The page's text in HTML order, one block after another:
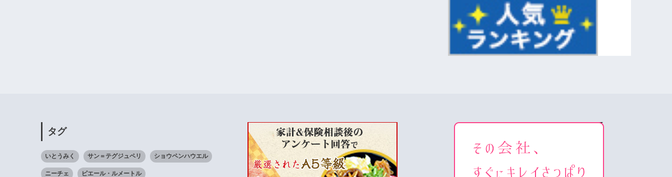
タグ
いとうみく サン＝テグジュペリ ショウペンハウエル
ニーチェ ピエール・ルメートル